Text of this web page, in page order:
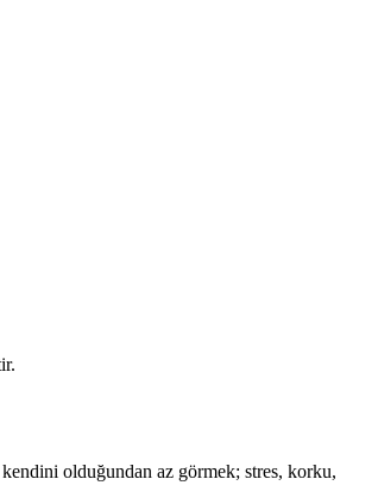
kendini olduğundan az görmek; stres, korku,